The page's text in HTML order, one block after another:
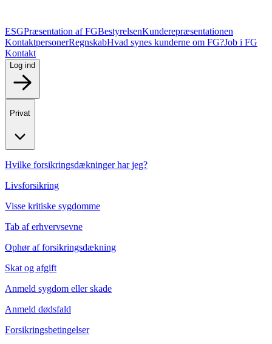
ESGPræsentation af FGBestyrelsenKunderepræsentationen
KontaktpersonerRegnskabHvad synes kunderne om FG?Job i FG
Kontakt
Log ind
Privat
Hvilke forsikringsdækninger har jeg?
Livsforsikring
Visse kritiske sygdomme
Tab af erhvervsevne
Ophør af forsikringsdækning
Skat og afgift
Anmeld sygdom eller skade
Anmeld dødsfald
Forsikringsbetingelser